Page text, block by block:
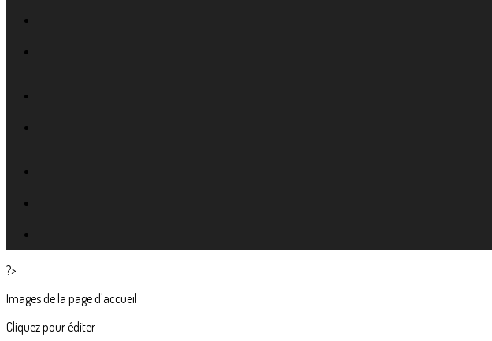
?>
Images de la page d'accueil
Cliquez pour éditer